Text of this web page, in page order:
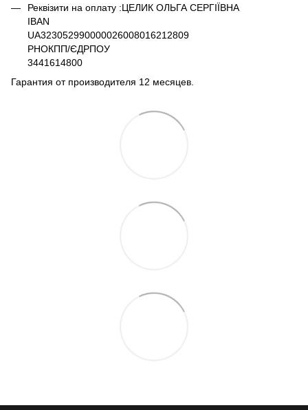
Реквізити на оплату :ЦЕЛИК ОЛЬГА СЕРГІЇВНА
IBAN
UA323052990000026008016212809
РНОКПП/ЄДРПОУ
3441614800
Гарантия от производителя 12 месяцев.